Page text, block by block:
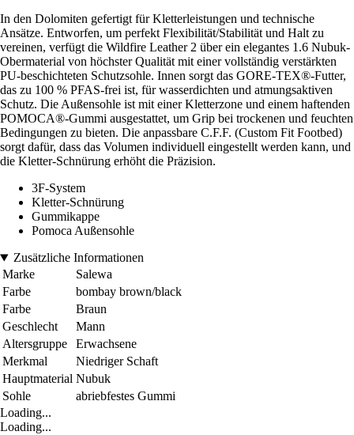
In den Dolomiten gefertigt für Kletterleistungen und technische
Ansätze. Entworfen, um perfekt Flexibilität/Stabilität und Halt zu
vereinen, verfügt die Wildfire Leather 2 über ein elegantes 1.6 Nubuk-
Obermaterial von höchster Qualität mit einer vollständig verstärkten
PU-beschichteten Schutzsohle. Innen sorgt das GORE-TEX®-Futter,
das zu 100 % PFAS-frei ist, für wasserdichten und atmungsaktiven
Schutz. Die Außensohle ist mit einer Kletterzone und einem haftenden
POMOCA®-Gummi ausgestattet, um Grip bei trockenen und feuchten
Bedingungen zu bieten. Die anpassbare C.F.F. (Custom Fit Footbed)
sorgt dafür, dass das Volumen individuell eingestellt werden kann, und
die Kletter-Schnürung erhöht die Präzision.
3F-System
Kletter-Schnürung
Gummikappe
Pomoca Außensohle
Zusätzliche Informationen
Marke
Salewa
Farbe
bombay brown/black
Farbe
Braun
Geschlecht
Mann
Altersgruppe
Erwachsene
Merkmal
Niedriger Schaft
Hauptmaterial Nubuk
Sohle
abriebfestes Gummi
Loading...
Loading...